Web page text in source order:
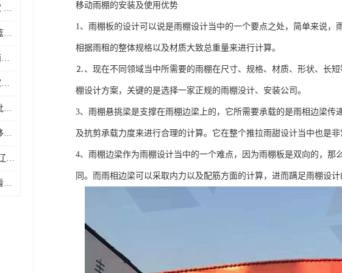
四川膜结构汽车停车棚厂家 款式多 提供报价
深圳膜结构雨棚厂家 车棚篮球场体育看台 规格多样
佛山市电动车雨棚充电桩雨棚小区电动车棚
佛山市膜结构车棚安装厂家发货安装
膜结构车棚 厂家制作材料批发安装一体式工厂
佛山大型架空电动棚 过道移动雨蓬 屋轨道悬空棚免费测量
篮球场景观棚 提供图纸 通辽膜结构厂家
北海物流雨棚厂家 体育场看台雨棚 价格优惠
移动雨棚的安装及使用优势
1、雨棚板的设计可以说是雨棚设计当中的一个要点之处，简单来说
相据雨租的整体规格以及材质大致总重量来进行计算。
⒉、现在不同领域当中所需要的雨棚在尺寸、规格、材质、形状、长
棚设计方案，关键的是选择一家正规的雨棚没计、安装公司。
3、雨棚悬挑梁是支撑在雨棚边梁上的，它所需要承载的是雨相边梁
及抗剪承载力度来进行合理的计算。它在整个推拉雨甜设计当中也是非
4、雨棚边梁作为雨棚设计当中的一个难点，因为雨棚板是双向的，
同。而雨相边梁可以采取内力以及配筋方面的计算，进而蹒足雨棚设计